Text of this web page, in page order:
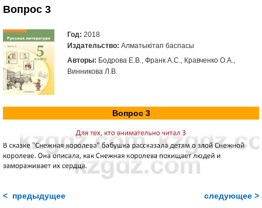
Вопрос 3
Год: 2018
Издательство: Алматыкітап баспасы
Авторы: Бодрова Е.В., Франк А.С., Кравченко О.А.,
Винникова Л.В.
Вопрос 3
< предыдущее следующее >